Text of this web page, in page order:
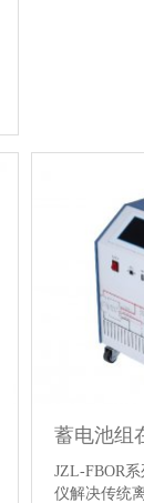
蓄电池组
JZL-FBOR
仪解决传统